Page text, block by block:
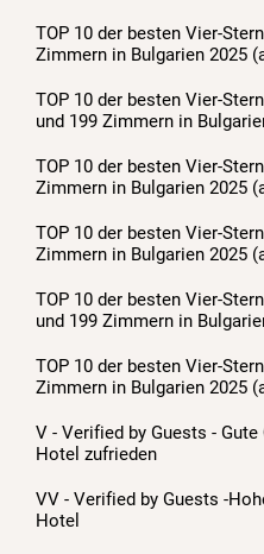
TOP 10 der besten Vier-
Zimmern in Bulgarien 2025
TOP 10 der besten Vier-
und 199 Zimmern in
TOP 10 der besten Vier-
Zimmern in Bulgarien 2025
TOP 10 der besten Vier-
Zimmern in Bulgarien 2025
TOP 10 der besten Vier-
und 199 Zimmern in
TOP 10 der besten Vier-
Zimmern in Bulgarien 2025
V - Verified by Guests -
Hotel zufrieden
VV - Verified by Guests -
Hotel